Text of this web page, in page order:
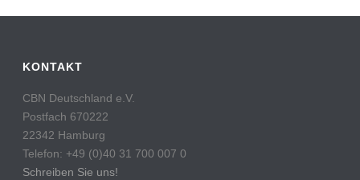
KONTAKT
CBN Deutschland e.V.
Postfach 670222
22342 Hamburg
Telefon: +49 (0)40 31 700 007 0
Schreiben Sie uns!